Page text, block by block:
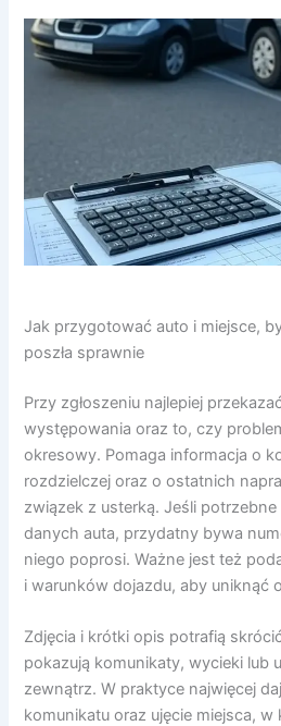
Jak przygotować auto i miejsce,
poszła sprawnie
Przy zgłoszeniu najlepiej
występowania oraz to, czy
okresowy. Pomaga informacja o
rozdzielczej oraz o ostatnich
związek z usterką. Jeśli
danych auta, przydatny bywa
niego poprosi. Ważne jest też
i warunków dojazdu, aby uniknąć
Zdjęcia i krótki opis potrafią
pokazują komunikaty, wycieki lub
zewnątrz. W praktyce najwięcej
komunikatu oraz ujęcie miejsca,